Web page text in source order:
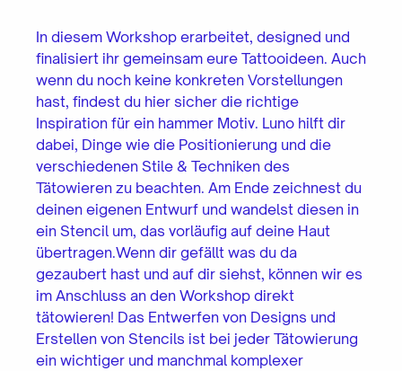
In diesem Workshop erarbeitet, designed und
finalisiert ihr gemeinsam eure Tattooideen. Auch
wenn du noch keine konkreten Vorstellungen
hast, findest du hier sicher die richtige
Inspiration für ein hammer Motiv. Luno hilft dir
dabei, Dinge wie die Positionierung und die
verschiedenen Stile & Techniken des
Tätowieren zu beachten. Am Ende zeichnest du
deinen eigenen Entwurf und wandelst diesen in
ein Stencil um, das vorläufig auf deine Haut
übertragen.Wenn dir gefällt was du da
gezaubert hast und auf dir siehst, können wir es
im Anschluss an den Workshop direkt
tätowieren! Das Entwerfen von Designs und
Erstellen von Stencils ist bei jeder Tätowierung
ein wichtiger und manchmal komplexer